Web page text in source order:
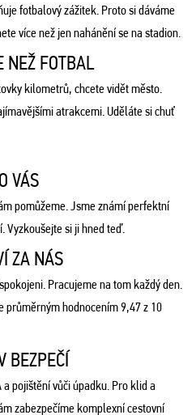
fotbalový zážitek. Proto si dáváme
více než jen nahánění se na stadion.
NEŽ FOTBAL
kilometrů, chcete vidět město.
atrakcemi. Uděláte si chuť
VÁS
pomůžeme. Jsme známí perfektní
Vyzkoušejte si ji hned teď.
ZA NÁS
Pracujeme na tom každý den.
průměrným hodnocením 9,47 z 10
BEZPEČÍ
a pojištění vůči úpadku. Pro klid a
zabezpečíme komplexní cestovní